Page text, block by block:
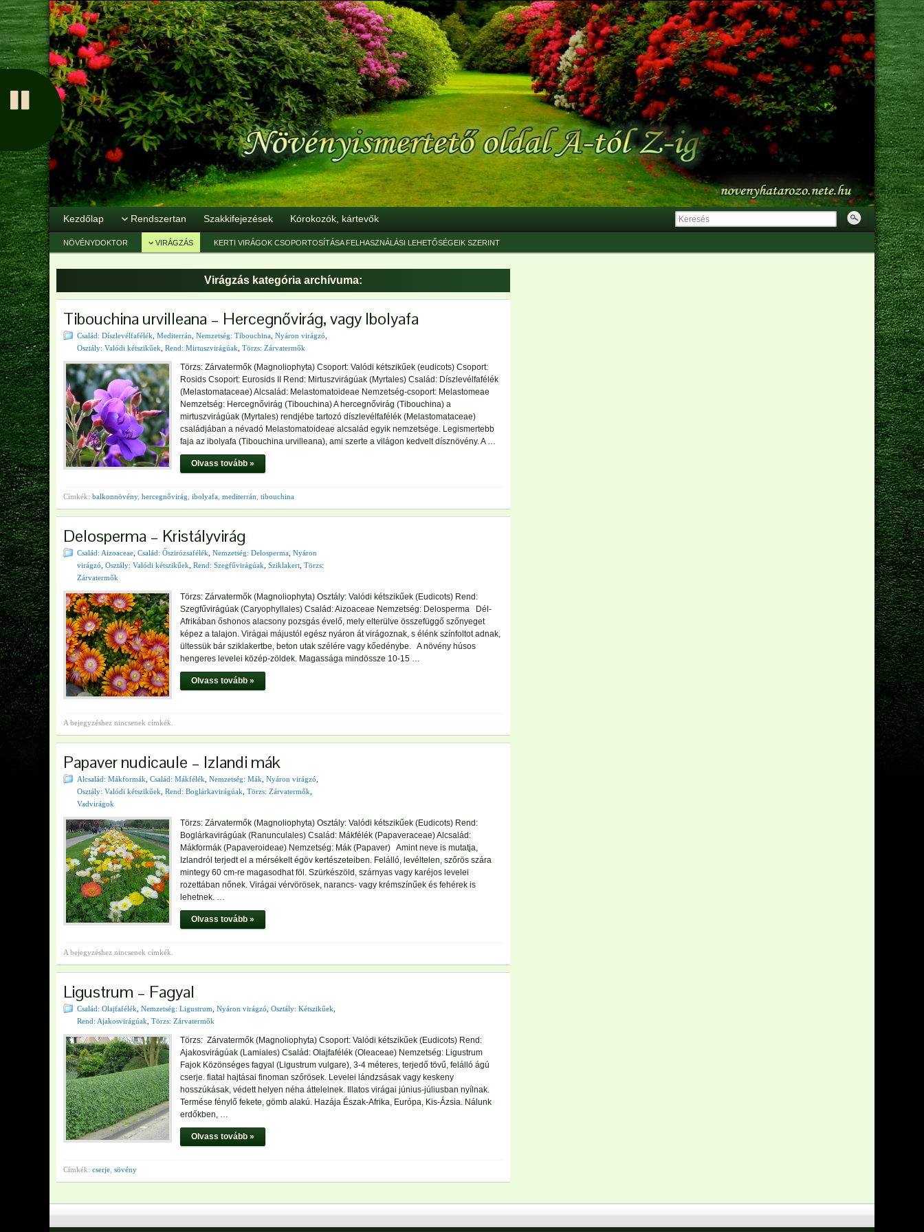
Kezdőlap Rendszertan Szakkifejezések Kórokozók, kártevők
NÖVÉNYDOKTOR VIRÁGZÁS KERTI VIRÁGOK CSOPORTOSÍTÁSA FELHASZNÁLÁSI LEHETŐSÉGEIK SZERINT
Virágzás kategória archívuma:
Tibouchina urvilleana – Hercegnővirág, vagy Ibolyafa
Család: Díszlevélfafélék Mediterrán Nemzetség: Tibouchina Nyáron virágzó
Osztály: Valódi kétszikűek Rend: Mirtuszvirágúak Törzs: Zárvatermők
Törzs: Zárvatermők (Magnoliophyta) Csoport: Valódi kétszikűek (eudicots) Csoport:
Rosids Csoport: Eurosids II Rend: Mirtuszvirágúak (Myrtales) Család: Díszlevélfafélék
(Melastomataceae) Alcsalád: Melastomatoideae Nemzetség-csoport: Melastomeae
Nemzetség: Hercegnővirág (Tibouchina) A hercegnővirág (Tibouchina) a
mirtuszvirágúak (Myrtales) rendjébe tartozó díszlevélfafélék (Melastomataceae)
családjában a névadó Melastomatoideae alcsalád egyik nemzetsége. Legismertebb
faja az ibolyafa (Tibouchina urvilleana), ami szerte a világon kedvelt dísznövény. A …
Olvass tovább »
Címkék: balkonnövény, hercegnővirág ibolyafa mediterrán tibouchina
Delosperma – Kristályvirág
Család: Aizoaceae Család: Őszirózsafélék Nemzetség: Delosperma Nyáron
virágzó Osztály: Valódi kétszikűek Rend: Szegfűvirágúak Sziklakert Törzs:
Zárvatermők
Törzs: Zárvatermők (Magnoliophyta) Osztály: Valódi kétszikűek (Eudicots) Rend:
Szegfűvirágúak (Caryophyllales) Család: Aizoaceae Nemzetség: Delosperma Dél-
Afrikában őshonos alacsony pozsgás évelő, mely elterülve összefüggő szőnyeget
képez a talajon. Virágai májustól egész nyáron át virágoznak, s élénk színfoltot adnak,
ültessük bár sziklakertbe, beton utak szélére vagy kőedénybe. A növény húsos
hengeres levelei közép-zöldek. Magassága mindössze 10-15 …
Olvass tovább »
A bejegyzéshez nincsenek címkék.
Papaver nudicaule – Izlandi mák
Alcsalád: Mákformák Család: Mákfélék Nemzetség: Mák Nyáron virágzó
Osztály: Valódi kétszikűek Rend: Boglárkavirágúak Törzs: Zárvatermők
Vadvirágok
Törzs: Zárvatermők (Magnoliophyta) Osztály: Valódi kétszikűek (Eudicots) Rend:
Boglárkavirágúak (Ranunculales) Család: Mákfélék (Papaveraceae) Alcsalád:
Mákformák (Papaveroideae) Nemzetség: Mák (Papaver) Amint neve is mutatja,
Izlandról terjedt el a mérsékelt égöv kertészeteiben. Felálló, levéltelen, szőrös szára
mintegy 60 cm-re magasodhat föl. Szürkészöld, szárnyas vagy karéjos levelei
rozettában nőnek. Virágai vérvörösek, narancs- vagy krémszínűek és fehérek is
lehetnek. …
Olvass tovább »
A bejegyzéshez nincsenek címkék.
Ligustrum – Fagyal
Család: Olajfafélék Nemzetség: Ligustrum Nyáron virágzó Osztály: Kétszikűek
Rend: Ajakosvirágúak Törzs: Zárvatermők
Törzs: Zárvatermők (Magnoliophyta) Csoport: Valódi kétszikűek (Eudicots) Rend:
Ajakosvirágúak (Lamiales) Család: Olajfafélék (Oleaceae) Nemzetség: Ligustrum
Fajok Közönséges fagyal (Ligustrum vulgare), 3-4 méteres, terjedő tövű, felálló ágú
cserje. fiatal hajtásai finoman szőrösek. Levelei lándzsásak vagy keskeny
hosszúkásak, védett helyen néha áttelelnek. Illatos virágai június-júliusban nyílnak.
Termése fénylő fekete, gömb alakú. Hazája Észak-Afrika, Európa, Kis-Ázsia. Nálunk
erdőkben, …
Olvass tovább »
Címkék: cserje sövény